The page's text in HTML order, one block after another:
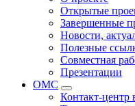
Открытые
Завершенные
Новости,
Полезные
Совместная
Презентации
ОМС
Контакт-